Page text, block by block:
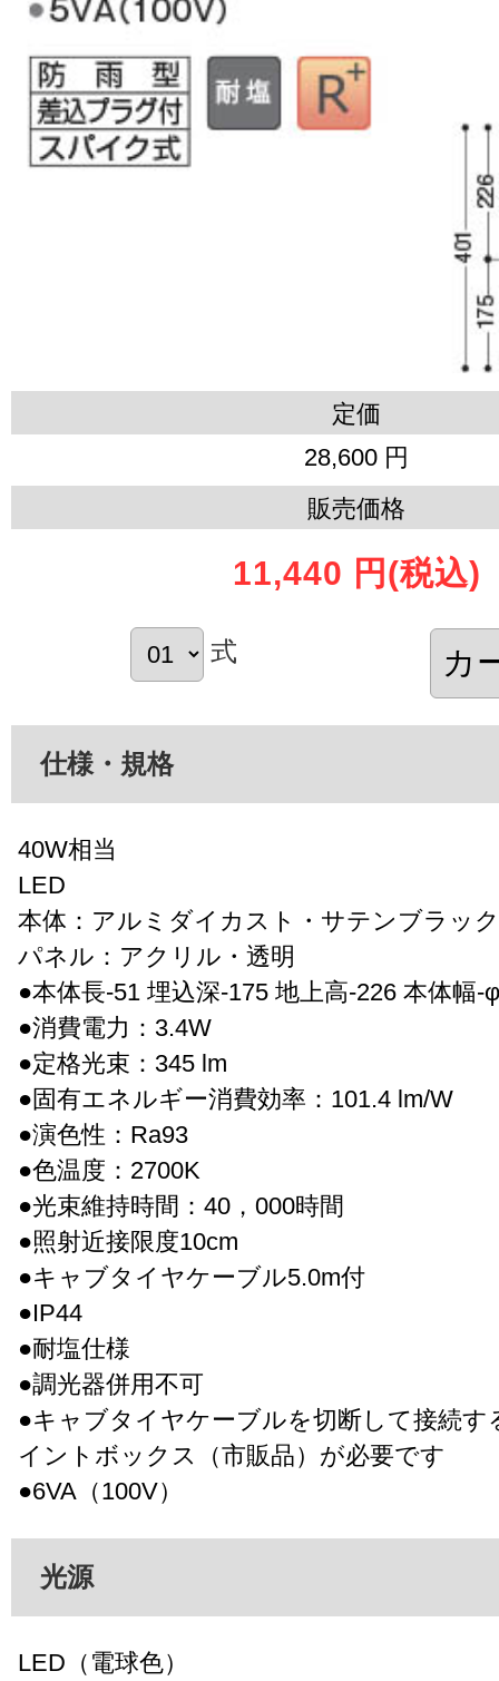
定価
28,600 円
販売価格
11,440 円 (税込)
式
仕様・規格
40W相当
LED
本体：アルミダイカスト・サテンブラッ
パネル：アクリル・透明
●本体長-51 埋込深-175 地上高-226 本体幅-
●消費電力：3.4W
●定格光束：345 lm
●固有エネルギー消費効率：101.4 lm/W
●演色性：Ra93
●色温度：2700K
●光束維持時間：40，000時間
●照射近接限度10cm
●キャブタイヤケーブル5.0m付
●IP44
●耐塩仕様
●調光器併用不可
●キャブタイヤケーブルを切断して接続す
イントボックス（市販品）が必要です
●6VA（100V）
光源
LED（電球色）